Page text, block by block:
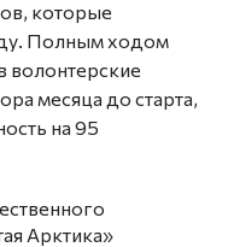
которые
Полным ходом
волонтерские
месяца до старта,
на 95
Арктика»